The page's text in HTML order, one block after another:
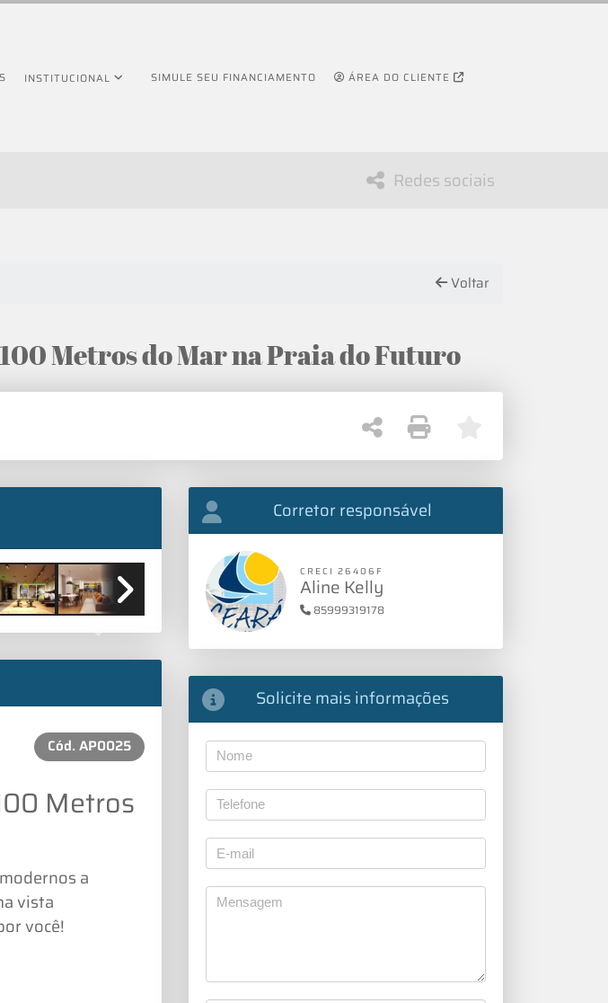
INSTITUCIONAL SIMULE SEU FINANCIAMENTO ÁREA DO CLIENTE
Redes sociais
Voltar
Metros do Mar na Praia do Futuro
Next
Cód. AP0025
Metros
a
vista
você!
Corretor responsável
CRECI 26406F
Aline Kelly
85999319178
Solicite mais informações